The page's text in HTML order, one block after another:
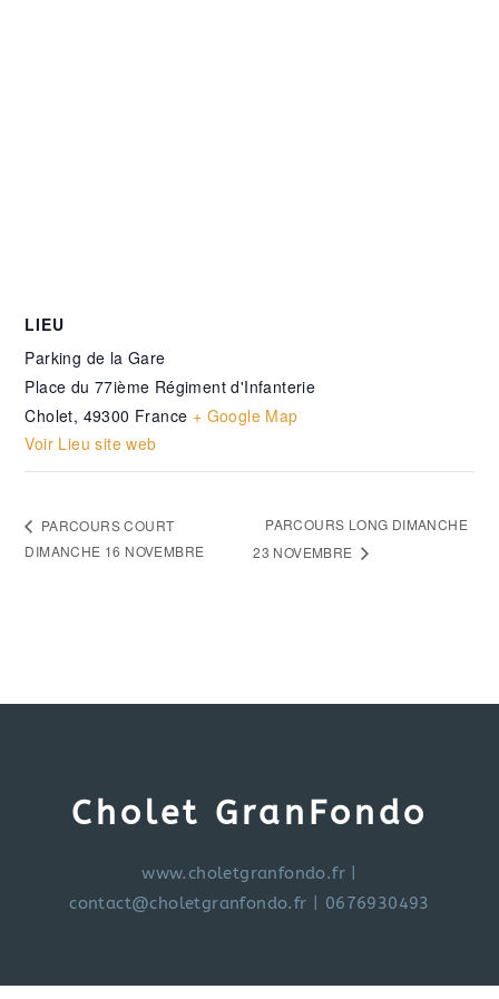
LIEU
Parking de la Gare
Place du 77ième Régiment d'Infanterie
Cholet, 49300 France + Google Map
Voir Lieu site web
PARCOURS COURT
DIMANCHE 16 NOVEMBRE
PARCOURS LONG DIMANCHE
23 NOVEMBRE
Cholet GranFondo
www.choletgranfondo.fr
contact@choletgranfondo.fr | 0676930493